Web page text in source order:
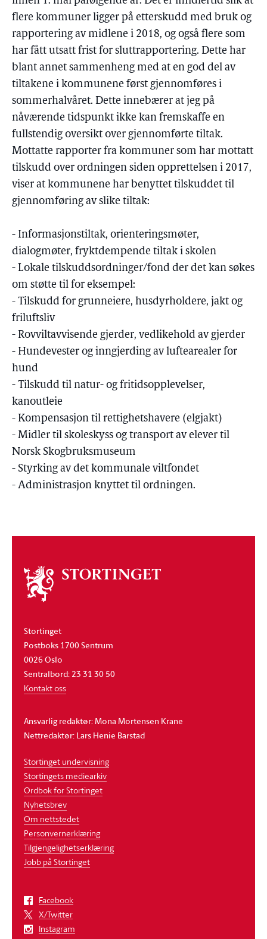
flere kommuner ligger på etterskudd med bruk og
rapportering av midlene i 2018, og også flere som
har fått utsatt frist for sluttrapportering. Dette har
blant annet sammenheng med at en god del av
tiltakene i kommunene først gjennomføres i
sommerhalvåret. Dette innebærer at jeg på
nåværende tidspunkt ikke kan fremskaffe en
fullstendig oversikt over gjennomførte tiltak.
Mottatte rapporter fra kommuner som har mottatt
tilskudd over ordningen siden opprettelsen i 2017,
viser at kommunene har benyttet tilskuddet til
gjennomføring av slike tiltak:
- Informasjonstiltak, orienteringsmøter,
dialogmøter, fryktdempende tiltak i skolen
- Lokale tilskuddsordninger/fond der det kan søkes
om støtte til for eksempel:
- Tilskudd for grunneiere, husdyrholdere, jakt og
friluftsliv
- Rovviltavvisende gjerder, vedlikehold av gjerder
- Hundevester og inngjerding av luftearealer for
hund
- Tilskudd til natur- og fritidsopplevelser,
kanoutleie
- Kompensasjon til rettighetshavere (elgjakt)
- Midler til skoleskyss og transport av elever til
Norsk Skogbruksmuseum
- Styrking av det kommunale viltfondet
- Administrasjon knyttet til ordningen.
Om
stortinget
Stortinget
Postboks 1700 Sentrum
0026 Oslo
Sentralbord: 23 31 30 50
Kontakt oss
Ansvarlig redaktør: Mona Mortensen Krane
Nettredaktør: Lars Henie Barstad
Stortinget undervisning
Stortingets mediearkiv
Ordbok for Stortinget
Nyhetsbrev
Om nettstedet
Personvernerklæring
Tilgjengelighetserklæring
Jobb på Stortinget
Facebook
X/Twitter
Instagram